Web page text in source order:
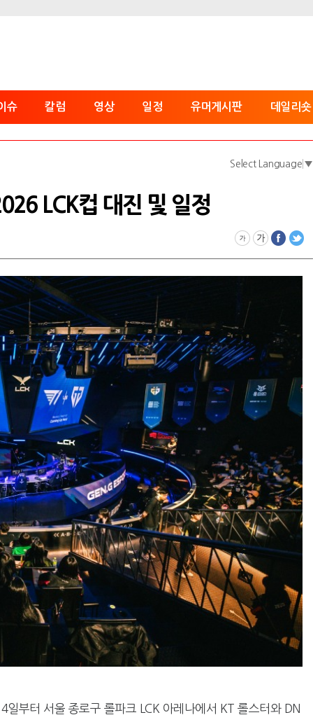
슈 칼럼 영상 일정 유머게시판 데일리숏
Select Language ▼
LCK컵 대진 및 일정
부터 서울 종로구 롤파크 LCK 아레나에서 KT 롤스터와 DN